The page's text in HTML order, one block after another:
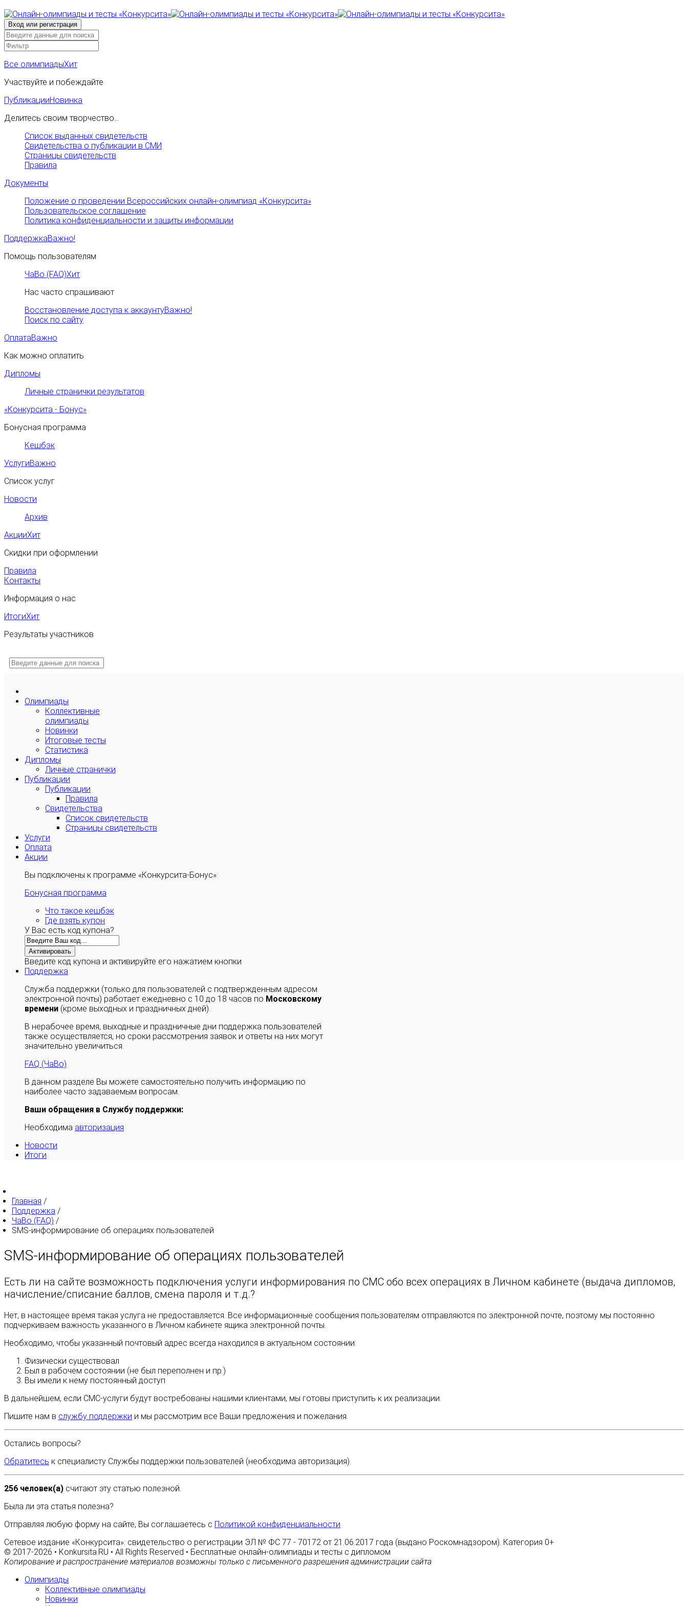
Все олимпиадыХит
Участвуйте и побеждайте
ПубликацииНовинка
Делитесь своим творчество...
Список выданных свидетельств
Свидетельства о публикации в СМИ
Страницы свидетельств
Правила
Документы
Положение о проведении Всероссийских онлайн-олимпиад «Конкурсита»
Пользовательское соглашение
Политика конфиденциальности и защиты информации
ПоддержкаВажно!
Помощь пользователям
ЧаВо (FAQ)Хит
Нас часто спрашивают
Восстановление доступа к аккаунтуВажно!
Поиск по сайту
ОплатаВажно
Как можно оплатить
Дипломы
Личные странички результатов
«Конкурсита - Бонус»
Бонусная программа
Кешбэк
УслугиВажно
Список услуг
Новости
Архив
АкцииХит
Скидки при оформлении
Правила
Контакты
Информация о нас
ИтогиХит
Результаты участников
Олимпиады
Коллективные
олимпиады
Новинки
Итоговые тесты
Статистика
Дипломы
Личные странички
Публикации
Публикации
Правила
Свидетельства
Список свидетельств
Страницы свидетельств
Услуги
Оплата
Акции
Вы подключены к программе «Конкурсита-Бонус»:
Бонусная программа
Что такое кешбэк
Где взять купон
У Вас есть код купона?
Активировать
Введите код купона и активируйте его нажатием кнопки
Поддержка
Служба поддержки (только для пользователей с подтвержденным адресом
электронной почты) работает ежедневно с 10 до 18 часов по Московскому
времени (кроме выходных и праздничных дней).
В нерабочее время, выходные и праздничные дни поддержка пользователей
также осуществляется, но сроки рассмотрения заявок и ответы на них могут
значительно увеличиться.
FAQ (ЧаВо)
В данном разделе Вы можете самостоятельно получить информацию по
наиболее часто задаваемым вопросам.
Ваши обращения в Службу поддержки:
Необходима авторизация
Новости
Итоги
Главная /
Поддержка /
ЧаВо (FAQ) /
SMS-информирование об операциях пользователей
SMS-информирование об операциях пользователей
Есть ли на сайте возможность подключения услуги информирования по СМС обо всех операциях в Личном кабинете (выдача дипломов,
начисление/списание баллов, смена пароля и т.д.?
Нет, в настоящее время такая услуга не предоставляется. Все информационные сообщения пользователям отправляются по электронной почте, поэтому мы постоянно
подчеркиваем важность указанного в Личном кабинете ящика электронной почты.
Необходимо, чтобы указанный почтовый адрес всегда находился в актуальном состоянии:
Физически существовал
Был в рабочем состоянии (не был переполнен и пр.)
Вы имели к нему постоянный доступ
В дальнейшем, если СМС-услуги будут востребованы нашими клиентами, мы готовы приступить к их реализации.
Пишите нам в службу поддержки и мы рассмотрим все Ваши предложения и пожелания.
Остались вопросы?
Обратитесь к специалисту Службы поддержки пользователей (необходима авторизация).
256 человек(а) считают эту статью полезной.
Была ли эта статья полезна?
Отправляя любую форму на сайте, Вы соглашаетесь с Политикой конфиденциальности
Сетевое издание «Конкурсита»: свидетельство о регистрации ЭЛ № ФС 77 - 70172 от 21.06.2017 года (выдано Роскомнадзором). Категория 0+
© 2017-2026 • Konkursita.RU • All Rights Reserved • Бесплатные онлайн-олимпиады и тесты с дипломом
Копирование и распространение материалов возможны только с письменного разрешения администрации сайта
Олимпиады
Коллективные олимпиады
Новинки